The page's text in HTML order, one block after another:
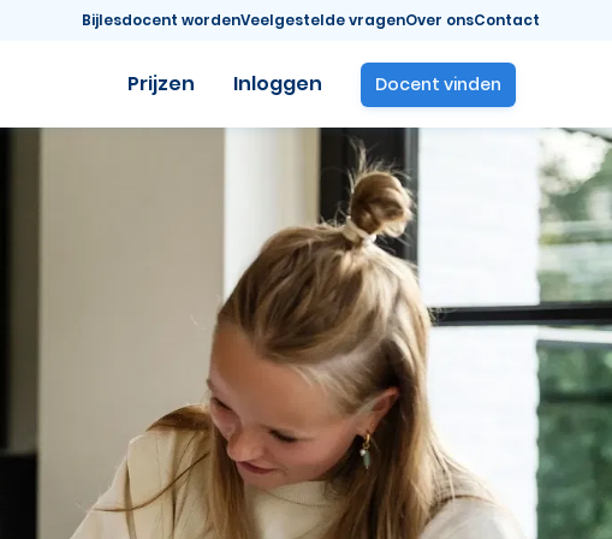
Bijlesdocent wordenVeelgestelde vragenOver onsContact
Prijzen Inloggen Docent vinden